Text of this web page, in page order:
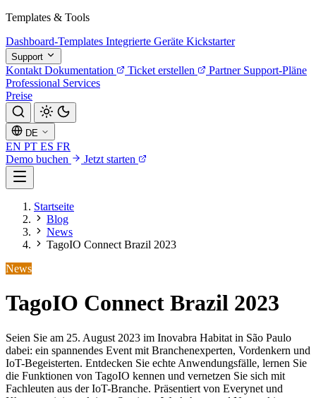
Templates & Tools
Dashboard-Templates Integrierte Geräte Kickstarter
Support
Kontakt Dokumentation Ticket erstellen Partner Support-Pläne
Professional Services
Preise
DE
EN PT ES FR
Demo buchen
Jetzt starten
Startseite
Blog
News
TagoIO Connect Brazil 2023
News
TagoIO Connect Brazil 2023
Seien Sie am 25. August 2023 im Inovabra Habitat in São Paulo
dabei: ein spannendes Event mit Branchenexperten, Vordenkern und
IoT-Begeisterten. Entdecken Sie echte Anwendungsfälle, lernen Sie
die Funktionen von TagoIO kennen und vernetzen Sie sich mit
Fachleuten aus der IoT-Branche. Präsentiert von Everynet und